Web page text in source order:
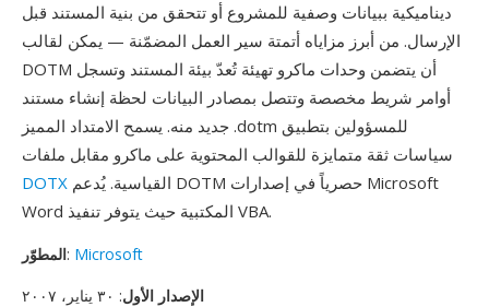
ديناميكية ببيانات وصفية للمشروع أو تتحقق من بنية المستند قبل
الإرسال. من أبرز مزاياه أتمتة سير العمل المضمّنة — يمكن لقالب
DOTM أن يتضمن وحدات ماكرو تهيئة تُعدّ بيئة المستند وتسجل
أوامر شريط مخصصة وتتصل بمصادر البيانات لحظة إنشاء مستند
جديد منه. يسمح الامتداد المميز .dotm للمسؤولين بتطبيق
سياسات ثقة متمايزة للقوالب المحتوية على ماكرو مقابل ملفات
DOTX
Word المكتبية حيث يتوفر تنفيذ VBA.
المطوّر: Microsoft
الإصدار الأول: ٣٠ يناير، ٢٠٠٧